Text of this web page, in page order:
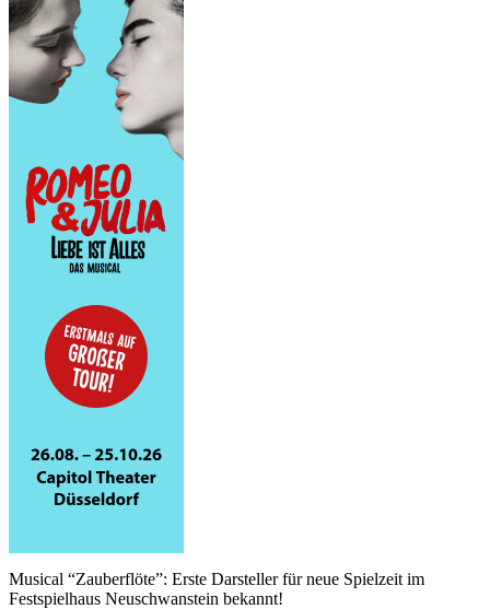
Musical “Zauberflöte”: Erste Darsteller für neue Spielzeit im
Festspielhaus Neuschwanstein bekannt!